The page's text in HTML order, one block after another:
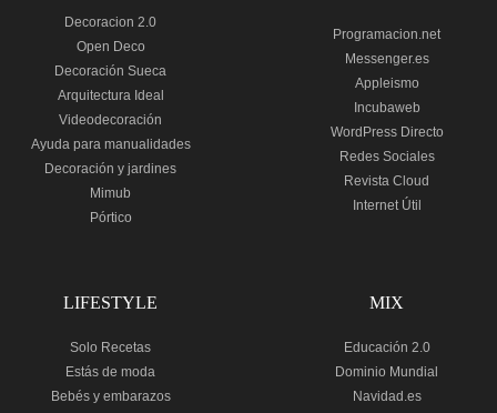
Decoracion 2.0
Open Deco
Decoración Sueca
Arquitectura Ideal
Videodecoración
Ayuda para manualidades
Decoración y jardines
Mimub
Pórtico
Programacion.net
Messenger.es
Appleismo
Incubaweb
WordPress Directo
Redes Sociales
Revista Cloud
Internet Útil
LIFESTYLE
Solo Recetas
Estás de moda
Bebés y embarazos
MIX
Educación 2.0
Dominio Mundial
Navidad.es